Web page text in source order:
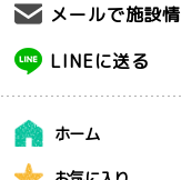
メールで施設
LINEに送る
ホーム